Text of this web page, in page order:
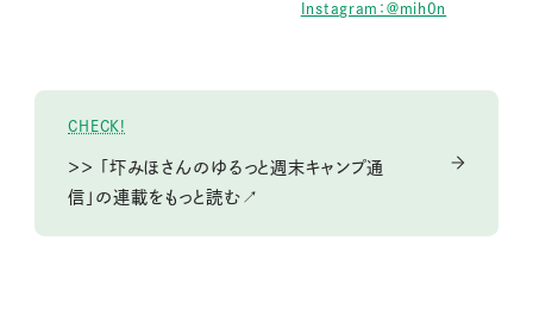
Instagram：＠mih0n
CHECK!
＞＞ 「圷みほさんのゆるっと週末キャンプ通
信」の連載をもっと読む↗